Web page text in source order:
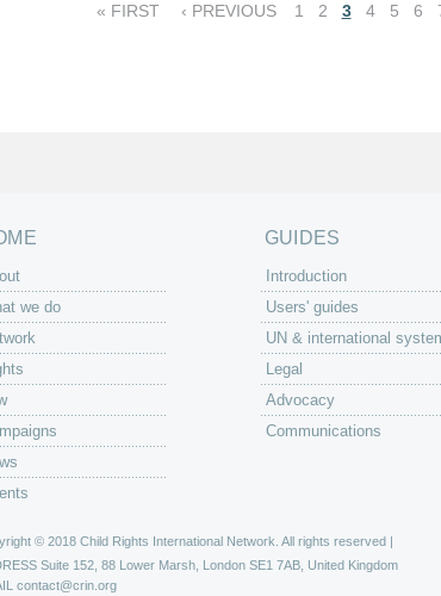
« FIRST ‹ PREVIOUS 1 2 3 4 5 6
we do
GUIDES
Introduction
Users' guides
UN & international
Legal
Advocacy
Communications
© 2018 Child Rights International Network. All rights reserved |
Suite 152, 88 Lower Marsh, London SE1 7AB, United Kingdom
contact@crin.org